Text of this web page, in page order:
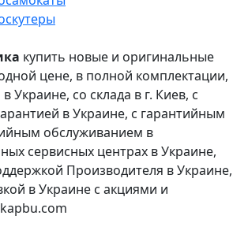
купить новые и оригинальные
цене, в полной комплектации,
Украине, со склада в г. Киев, с
в Украине, с гарантийным
обслуживанием в
сервисных центрах в Украине,
Производителя в Украине,
в Украине с акциями и